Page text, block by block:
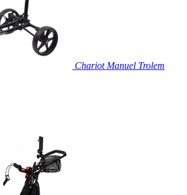
Chariot Manuel Trolem